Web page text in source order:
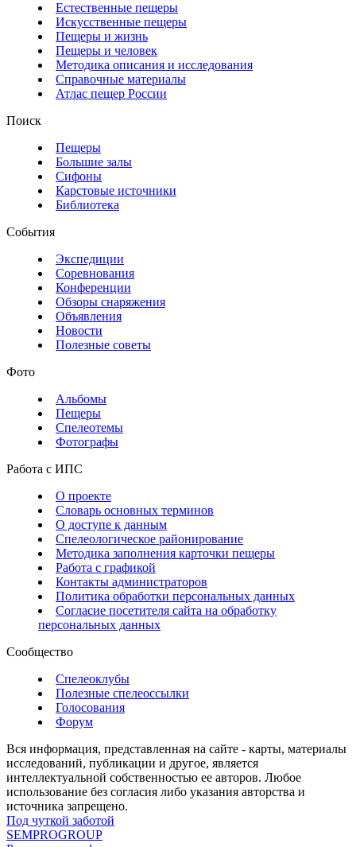
Естественные пещеры
Искусственные пещеры
Пещеры и жизнь
Пещеры и человек
Методика описания и исследования
Справочные материалы
Атлас пещер России
Поиск
Пещеры
Большие залы
Сифоны
Карстовые источники
Библиотека
События
Экспедиции
Соревнования
Конференции
Обзоры снаряжения
Объявления
Новости
Полезные советы
Фото
Альбомы
Пещеры
Спелеотемы
Фотографы
Работа с ИПС
О проекте
Словарь основных терминов
О доступе к данным
Спелеологическое районирование
Методика заполнения карточки пещеры
Работа с графикой
Контакты администраторов
Политика обработки персональных данных
Согласие посетителя сайта на обработку
персональных данных
Сообщество
Спелеоклубы
Полезные спелеоссылки
Голосования
Форум
Вся информация, представленная на сайте - карты, материалы
исследований, публикации и другое, является
интеллектуальной собственностью ее авторов. Любое
использование без согласия либо указания авторства и
источника запрещено.
Под чуткой заботой
SEMPROGROUP